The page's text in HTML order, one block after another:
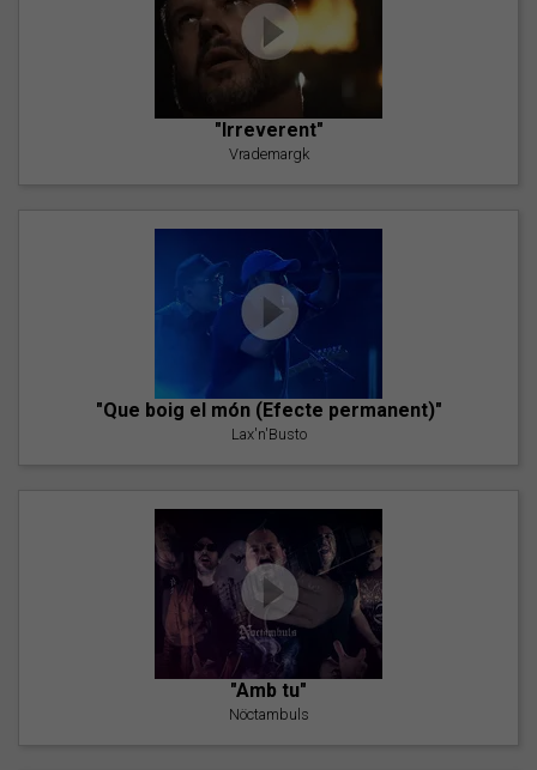
"Irreverent"
Vrademargk
"Que boig el món (Efecte permanent)"
Lax'n'Busto
"Amb tu"
Nöctambuls